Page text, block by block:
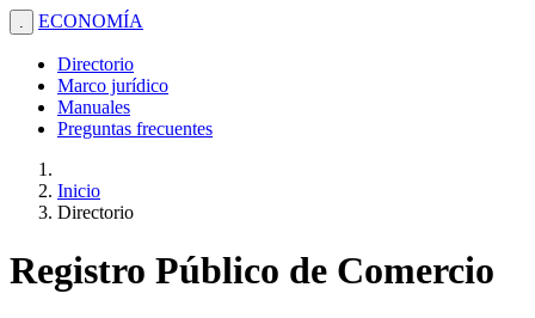
. ECONOMÍA
Directorio
Marco jurídico
Manuales
Preguntas frecuentes
Inicio
Directorio
Registro Público de Comercio